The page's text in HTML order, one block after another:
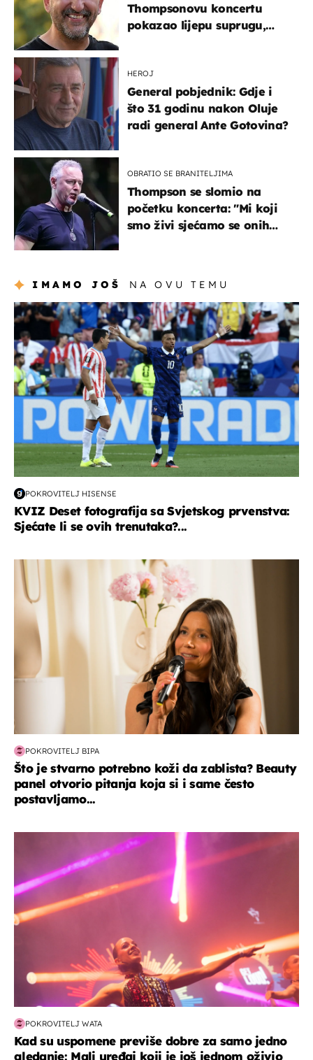
Thompsonovu koncertu
pokazao lijepu suprugu,
HEROJ
General pobjednik: Gdje i
što 31 godinu nakon Oluje
radi general Ante Gotovina?
OBRATIO SE BRANITELJIMA
Thompson se slomio na
početku koncerta: "Mi koji
smo živi sjećamo se onih
IMAMO JOŠ NA OVU TEMU
svjetsko prvenstvo 2026
POKROVITELJ HISENSE
KVIZ Deset fotografija sa Svjetskog prvenstva:
Sjećate li se ovih trenutaka?...
moda & ljepota
POKROVITELJ BIPA
Što je stvarno potrebno koži da zablista? Beauty
panel otvorio pitanja koja si i same često
postavljamo...
POKROVITELJ WATA
Kad su uspomene previše dobre za samo jedno
gledanje: Mali uređaj koji je još jednom oživio